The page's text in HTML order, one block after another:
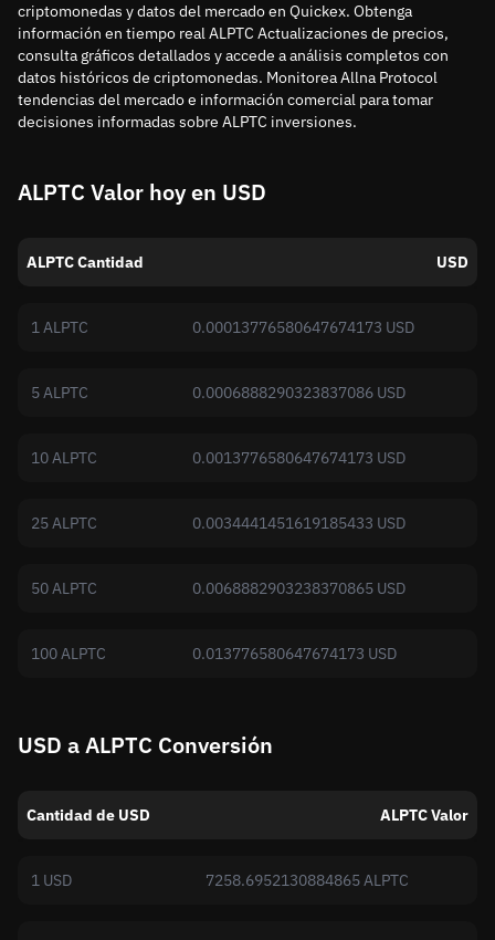
criptomonedas y datos del mercado en Quickex. Obtenga
información en tiempo real ALPTC Actualizaciones de precios,
consulta gráficos detallados y accede a análisis completos con
datos históricos de criptomonedas. Monitorea Allna Protocol
tendencias del mercado e información comercial para tomar
decisiones informadas sobre ALPTC inversiones.
ALPTC Valor hoy en USD
ALPTC Cantidad USD
1 ALPTC 0.00013776580647674173 USD
5 ALPTC 0.0006888290323837086 USD
10 ALPTC 0.0013776580647674173 USD
25 ALPTC 0.0034441451619185433 USD
50 ALPTC 0.0068882903238370865 USD
100 ALPTC 0.013776580647674173 USD
USD a ALPTC Conversión
Cantidad de USD ALPTC Valor
1 USD 7258.6952130884865 ALPTC